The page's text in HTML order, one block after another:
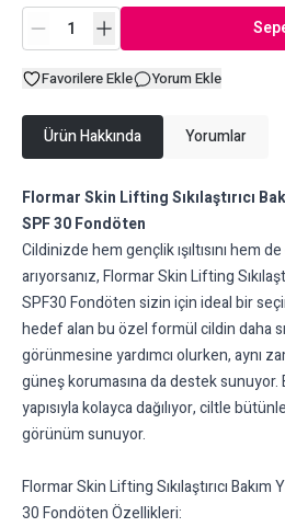
Favorilere Ekle Yorum Ekle
Ürün Hakkında Yorumlar
Flormar Skin Lifting Sıkılaştırıcı
SPF 30 Fondöten
Cildinizde hem gençlik ışıltısını hem
arıyorsanız, Flormar Skin Lifting
SPF30 Fondöten sizin için ideal bir
hedef alan bu özel formül cildin daha
görünmesine yardımcı olurken, aynı
güneş korumasına da destek
yapısıyla kolayca dağılıyor, ciltle
görünüm sunuyor.
Flormar Skin Lifting Sıkılaştırıcı
30 Fondöten Özellikleri: